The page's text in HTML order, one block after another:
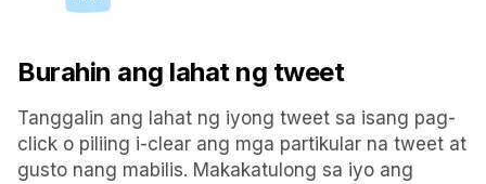
Burahin ang lahat ng tweet
Tanggalin ang lahat ng iyong tweet sa isang pag-
click o piliing i-clear ang mga partikular na tweet at
gusto nang mabilis. Makakatulong sa iyo ang